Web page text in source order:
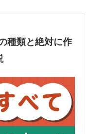
種類と絶対に作